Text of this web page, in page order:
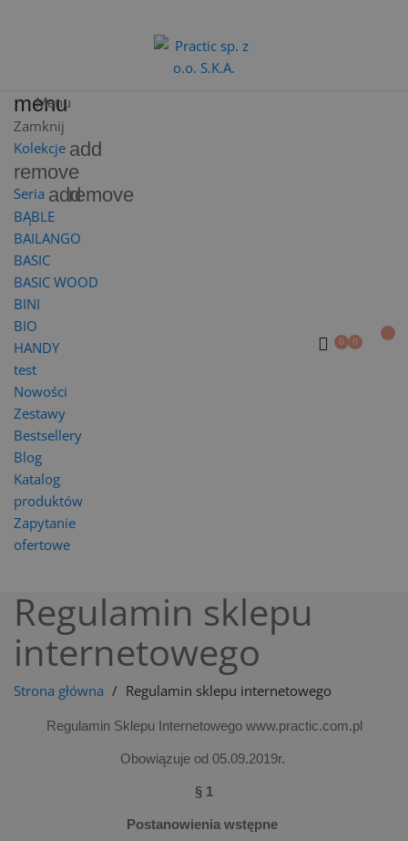
menu
Menu
Zamknij
Kolekcje add
remove
Seria addremove
BĄBLE
BAILANGO
BASIC
BASIC WOOD
BINI
BIO
HANDY
test
Nowości
Zestawy
Bestsellery
Blog
Katalog
produktów
Zapytanie
ofertowe
Regulamin sklepu
internetowego
Strona główna Regulamin sklepu internetowego
Regulamin Sklepu Internetowego www.practic.com.pl
Obowiązuje od 05.09.2019r.
§ 1
Postanowienia wstępne